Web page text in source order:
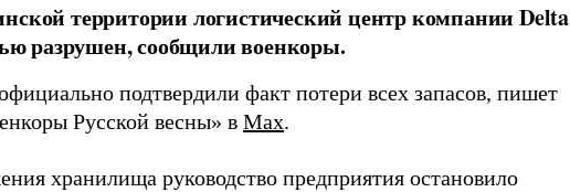
территории логистический центр компании Delta
разрушен, сообщили военкоры.
подтвердили факт потери всех запасов, пишет
Русской весны» в Max.
хранилища руководство предприятия остановило